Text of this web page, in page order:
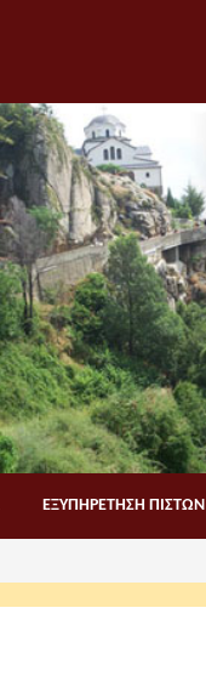
ΕΞΥΠΗΡΕΤΗΣΗ ΠΙΣΤΩΝ